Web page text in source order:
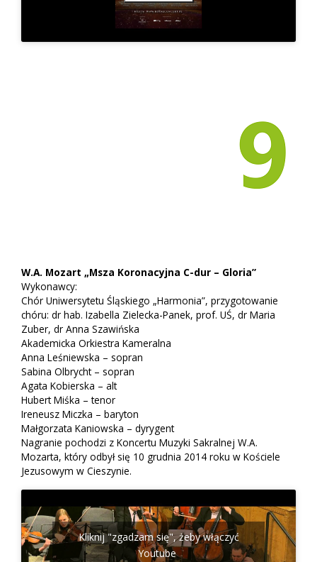
W.A. Mozart „Msza Koronacyjna C-dur – Gloria”
Wykonawcy:
Chór Uniwersytetu Śląskiego „Harmonia”, przygotowanie
chóru: dr hab. Izabella Zielecka-Panek, prof. UŚ, dr Maria
Zuber, dr Anna Szawińska
Akademicka Orkiestra Kameralna
Anna Leśniewska – sopran
Sabina Olbrycht – sopran
Agata Kobierska – alt
Hubert Miśka – tenor
Ireneusz Miczka – baryton
Małgorzata Kaniowska – dyrygent
Nagranie pochodzi z Koncertu Muzyki Sakralnej W.A.
Mozarta, który odbył się 10 grudnia 2014 roku w Kościele
Jezusowym w Cieszynie.
Kliknij "zgadzam się", żeby włączyć
Youtube